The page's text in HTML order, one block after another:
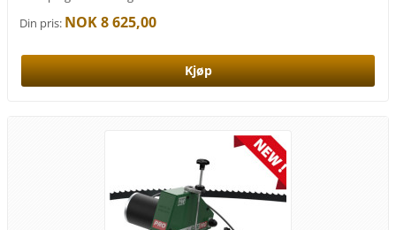
Din pris: NOK 8 625,00